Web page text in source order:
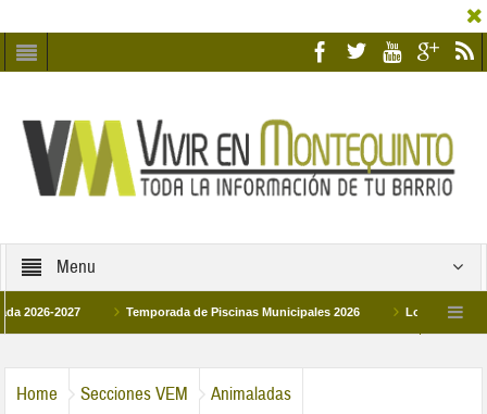
Menu
2027 Temporada de Piscinas Municipales 2026 Los Campus de
Home Secciones VEM Animaladas